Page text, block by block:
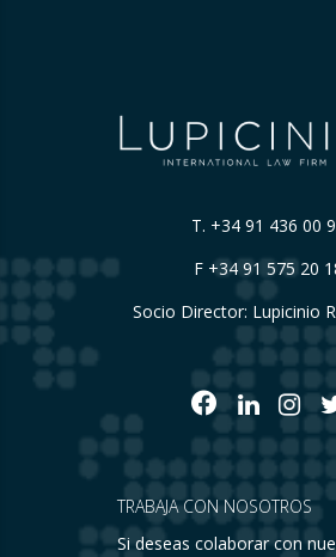
T. +34 91 436 00
F +34 91 575 20
Socio Director: Lupicinio
TRABAJA CON NOSOTROS
Si deseas colaborar con